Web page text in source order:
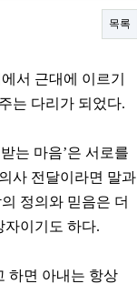
목록
서 근대에 이르기
는 다리가 되었다.
는 마음’은 서로를
사 전달이라면 말과
정의와 믿음은 더
자이기도 하다.
하면 아내는 항상